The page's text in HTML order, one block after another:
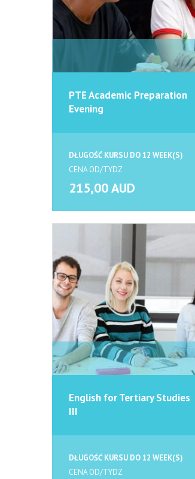
PTE Academic Preparation
Evening
DŁUGOŚĆ KURSU DO 12 WEEK(S)
CENA OD/TYDZ
215,00 AUD
English for Tertiary Studies
III
DŁUGOŚĆ KURSU DO 12 WEEK(S)
CENA OD/TYDZ